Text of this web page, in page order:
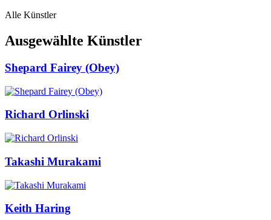
Alle Künstler
Ausgewählte Künstler
Shepard Fairey (Obey)
Richard Orlinski
Takashi Murakami
Keith Haring